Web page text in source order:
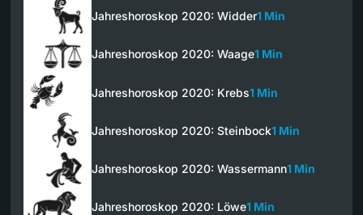
Jahreshoroskop 2020: Widder1 Min
Jahreshoroskop 2020: Waage1 Min
Jahreshoroskop 2020: Krebs1 Min
Jahreshoroskop 2020: Steinbock1 Min
Jahreshoroskop 2020: Wassermann1 Min
Jahreshoroskop 2020: Löwe1 Min